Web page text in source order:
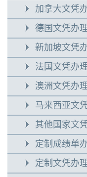
加拿大文凭
德国文凭办
新加坡文凭
法国文凭办
澳洲文凭办
马来西亚文
其他国家文
定制成绩单
定制文凭办